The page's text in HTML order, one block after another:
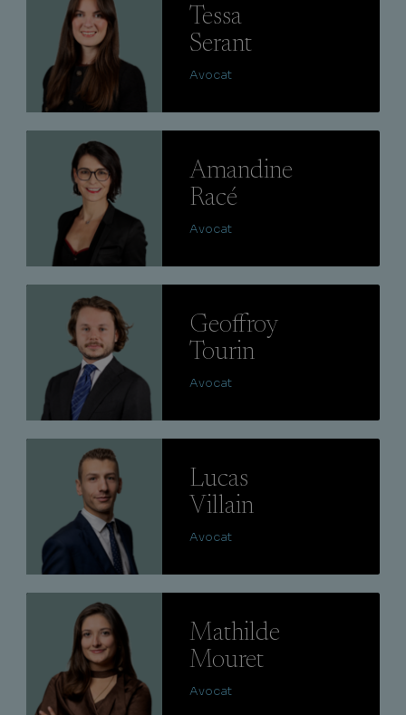
Tessa
Serant
Avocat
Amandine
Racé
Avocat
Geoffroy
Tourin
Avocat
Lucas
Villain
Avocat
Mathilde
Mouret
Avocat